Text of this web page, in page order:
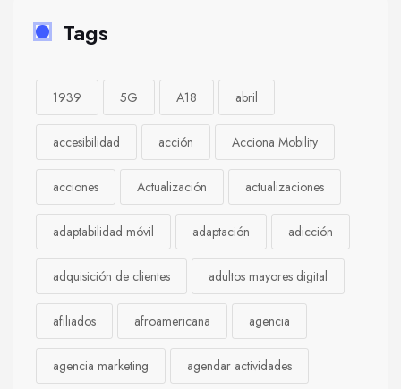
Tags
1939 5G A18 abril
accesibilidad acción Acciona Mobility
acciones Actualización actualizaciones
adaptabilidad móvil adaptación adicción
adquisición de clientes adultos mayores digital
afiliados afroamericana agencia
agencia marketing agendar actividades